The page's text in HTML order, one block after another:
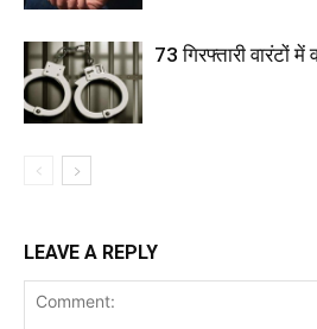
73 गिरफ्तारी वारंटों में
LEAVE A REPLY